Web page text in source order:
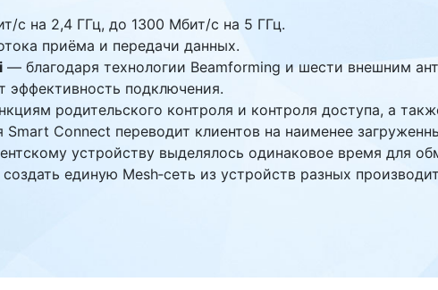
с на 2,4 ГГц, до 1300 Мбит/с на 5 ГГц.
приёма и передачи данных.
— благодаря технологии Beamforming и шести внешним
подключения.
родительского контроля и контроля доступа, а
Connect переводит клиентов на наименее
устройству выделялось одинаковое время для
единую Mesh‑сеть из устройств разных